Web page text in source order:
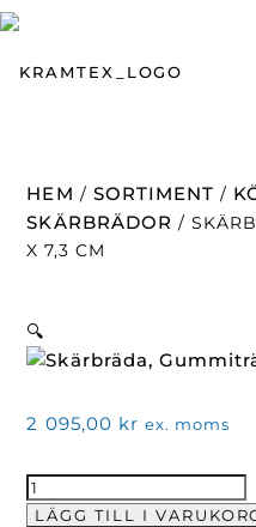
HEM / SORTIMENT /
SKÄRBRÄDOR /
X 7,3 CM
🔍
2 095,00 kr ex. moms
Skärbräda,
Gummiträ,
LÄGG TILL I